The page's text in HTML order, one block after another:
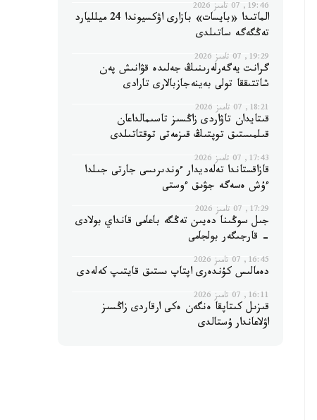
19:46, 07 تامىز 2026
الماتىدا «بايسات» بازارى اۋكسيوندا 24 ميلليارد
تەڭگەگە ساتىلدى
19:29, 07 تامىز 2026
گرانت يەگەرلەرىنىڭ جەلىدە قۋانىش پەن
شاتتىققا تولى بەينەجازبالارى تارادى
18:21, 07 تامىز 2026
قىتايدان تاۋاردى زاڭسىز تاسىمالداعان
قىلمىستىق توپتىڭ قىزمەتى توقتاتىلدى
17:43, 07 تامىز 2026
قازاقستاندا تەلەديدار ءوندىرىسى جارتى جىلدا
ءۇش ەسەگە جۋىق ءوستى
17:29, 07 تامىز 2026
جىل سوڭىنا دەيىن تەڭگە باعامى قانداي بولادى
- قارجىگەر بولجامى
16:45, 07 تامىز 2026
دەمالىس كۇندەرى اپتاپ ىستىق قايتىپ كەلەدى
16:11, 07 تامىز 2026
قىزىل كىتاپقا ەنگەن ەكى ارقاردى زاڭسىز
اۋلاعاندار ۇستالدى